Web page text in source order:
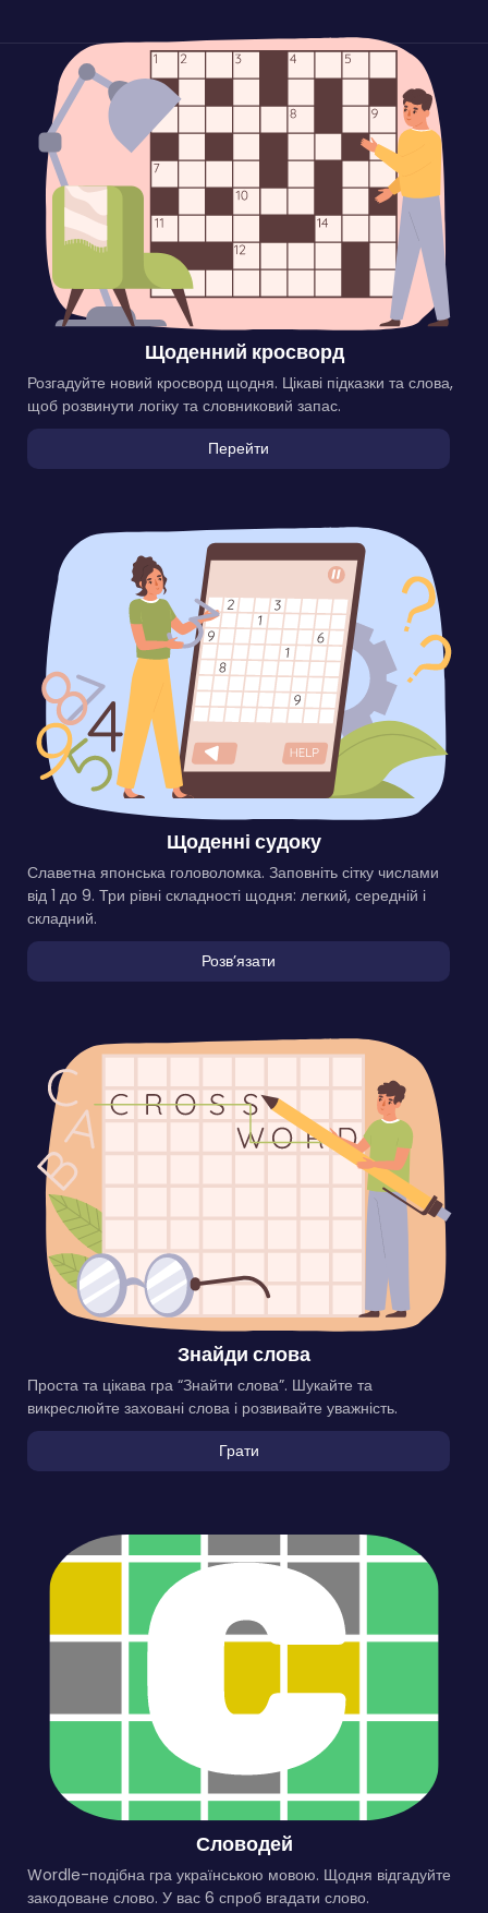
Щоденний кросворд
Розгадуйте новий кросворд щодня. Цікаві підказки та слова,
щоб розвинути логіку та словниковий запас.
Перейти
Щоденні судоку
Славетна японська головоломка. Заповніть сітку числами
від 1 до 9. Три рівні складності щодня: легкий, середній і
складний.
Розвʼязати
Знайди слова
Проста та цікава гра “Знайти слова”. Шукайте та
викреслюйте заховані слова і розвивайте уважність.
Грати
Словодей
Wordle-подібна гра українською мовою. Щодня відгадуйте
закодоване слово. У вас 6 спроб вгадати слово.